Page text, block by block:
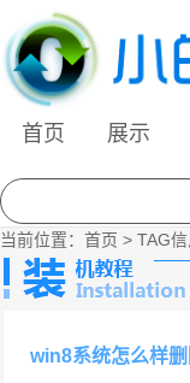
首页 展示
当前位置： 首页 > TAG
win8系统怎么样